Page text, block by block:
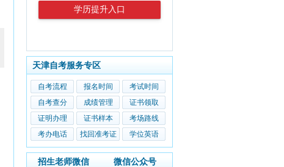
学历提升入口
天津自考服务专区
自考流程 报名时间
考试时间
自考查分
成绩管理
证书领取
证明办理
证书样本
考场路线
考办电话
找回准考证 学位英语
招生老师微信 微信公众号